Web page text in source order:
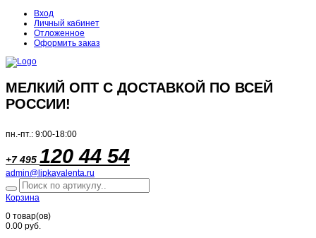
Вход
Личный кабинет
Отложенное
Оформить заказ
МЕЛКИЙ ОПТ С ДОСТАВКОЙ ПО ВСЕЙ
РОССИИ!
пн.-пт.: 9:00-18:00
+7 495 120 44 54
admin@lipkayalenta.ru
Корзина
0 товар(ов)
0.00 руб.